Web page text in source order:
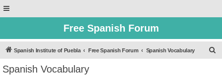
Free Spanish Forum
Spanish Institute of Puebla Free Spanish Forum Spanish Vocabulary
Spanish Vocabulary